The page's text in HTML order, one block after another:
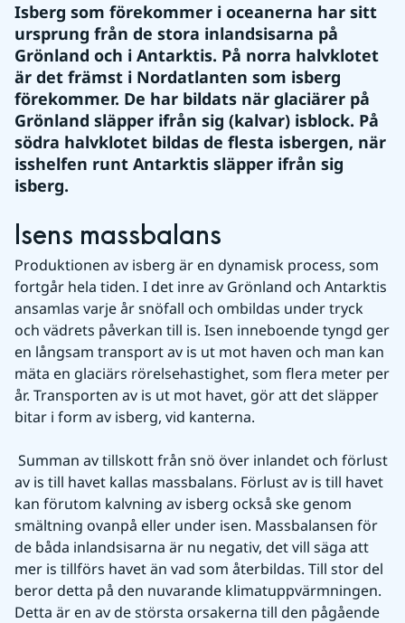
Isberg som förekommer i oceanerna har sitt
ursprung från de stora inlandsisarna på
Grönland och i Antarktis. På norra halvklotet
är det främst i Nordatlanten som isberg
förekommer. De har bildats när glaciärer på
Grönland släpper ifrån sig (kalvar) isblock. På
södra halvklotet bildas de flesta isbergen, när
isshelfen runt Antarktis släpper ifrån sig
isberg.
Isens massbalans
Produktionen av isberg är en dynamisk process, som
fortgår hela tiden. I det inre av Grönland och Antarktis
ansamlas varje år snöfall och ombildas under tryck
och vädrets påverkan till is. Isen inneboende tyngd ger
en långsam transport av is ut mot haven och man kan
mäta en glaciärs rörelsehastighet, som flera meter per
år. Transporten av is ut mot havet, gör att det släpper
bitar i form av isberg, vid kanterna.
av is till havet kallas massbalans. Förlust av is till havet
kan förutom kalvning av isberg också ske genom
smältning ovanpå eller under isen. Massbalansen för
de båda inlandsisarna är nu negativ, det vill säga att
mer is tillförs havet än vad som återbildas. Till stor del
beror detta på den nuvarande klimatuppvärmningen.
Detta är en av de största orsakerna till den pågående